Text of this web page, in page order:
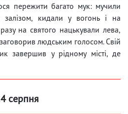
пережити багато мук: мучили
залізом, кидали у вогонь і на
на святого нацькували лева,
людським голосом. Свій
завершив у рідному місті, де
серпня